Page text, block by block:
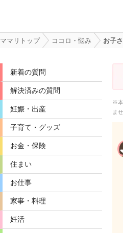
ママリトップ ココロ・悩み お子
新着の質問
解決済みの質問
妊娠・出産
子育て・グッズ
お金・保険
住まい
お仕事
家事・料理
妊活
※本
ま